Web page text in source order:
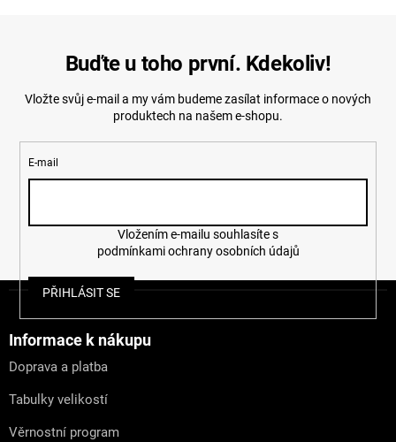
í
p
v
k
p
u
Buďte u toho první. Kdekoliv!
Vložte svůj e-mail a my vám budeme zasílat informace o nových
produktech na našem e-shopu.
E-mail
podmínkami ochrany osobních údajů
PŘIHLÁSIT SE
Informace k nákupu
Doprava a platba
Tabulky velikostí
Věrnostní program